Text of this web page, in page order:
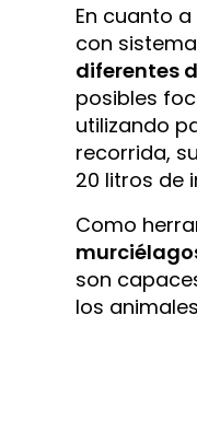
En cuanto
con
diferentes
posibles
utilizando
recorrida,
20 litros de
Como
son
los